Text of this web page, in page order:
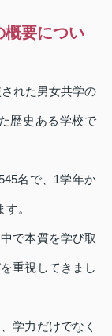
概要につい
れた男女共学の
歴史ある学校で
名で、1学年か
。
で本質を学び取
重視してきまし
学力だけでなく